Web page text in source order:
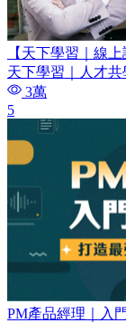
【天下學習｜線
天下學習｜人才共
3萬
5
PM產品經理｜入